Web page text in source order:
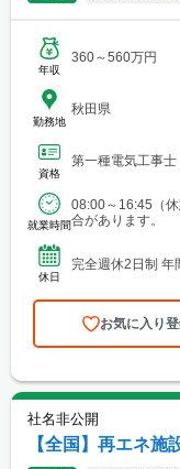
年収
360～560万円
勤務地
秋田県
資格
第一種電気工事
就業時間
08:00～16:45（
合があります。
休日
完全週休2日制 年
お気に入り
社名非公開
【全国】再エネ